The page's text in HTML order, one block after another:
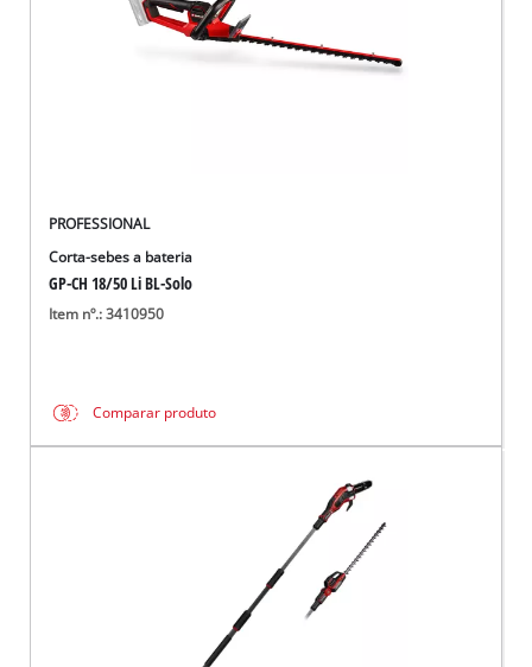
PROFESSIONAL
Corta-sebes a bateria
GP-CH 18/50 Li BL-Solo
Item nº.: 3410950
Comparar produto